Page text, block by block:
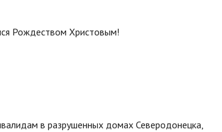
Рождеством Христовым!
в разрушенных домах Северодонецка,